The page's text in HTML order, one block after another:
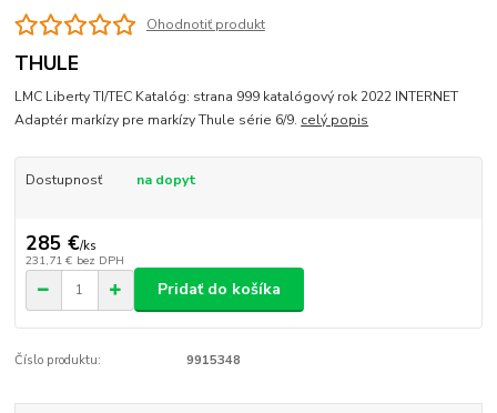
Ohodnotiť produkt
THULE
LMC Liberty TI/TEC Katalóg: strana 999 katalógový rok 2022 INTERNET
Adaptér markízy pre markízy Thule série 6/9. celý popis
Dostupnosť na dopyt
285 €/ks
231,71 € bez DPH
Pridať do košíka
Číslo produktu: 9915348